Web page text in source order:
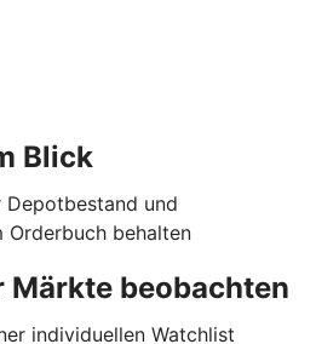
Blick
und
Orderbuch behalten
beobachten
individuellen Watchlist